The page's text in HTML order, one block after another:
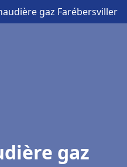
gaz Farébersviller
gaz